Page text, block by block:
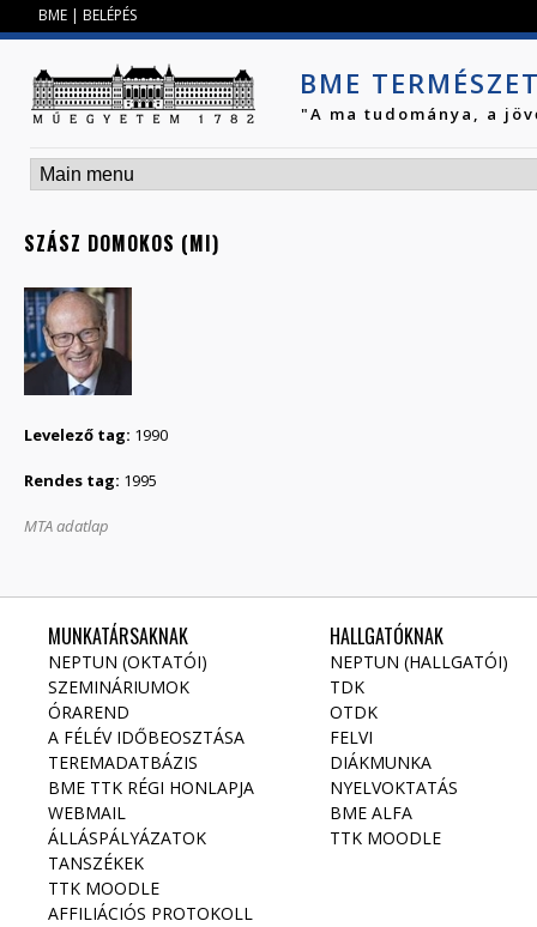
BME | BELÉPÉS
BME
"A ma tudománya, a
SZÁSZ DOMOKOS (MI)
Levelező tag: 1990
Rendes tag: 1995
MTA adatlap
MUNKATÁRSAKNAK
NEPTUN (OKTATÓI)
SZEMINÁRIUMOK
ÓRAREND
A FÉLÉV IDŐBEOSZTÁSA
TEREMADATBÁZIS
BME TTK RÉGI HONLAPJA
WEBMAIL
ÁLLÁSPÁLYÁZATOK
TANSZÉKEK
TTK MOODLE
AFFILIÁCIÓS PROTOKOLL
HALLGATÓKNAK
NEPTUN (HALLGATÓI)
TDK
OTDK
FELVI
DIÁKMUNKA
NYELVOKTATÁS
BME ALFA
TTK MOODLE